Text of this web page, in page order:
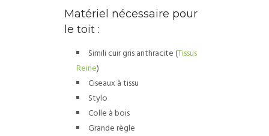
Matériel nécessaire pour
le toit :
Simili cuir gris anthracite (Tissus
Reine)
Ciseaux à tissu
Stylo
Colle à bois
Grande règle